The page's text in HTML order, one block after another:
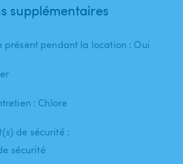
supplémentaires
présent pendant la location : Oui
: Chlore
de sécurité :
sécurité